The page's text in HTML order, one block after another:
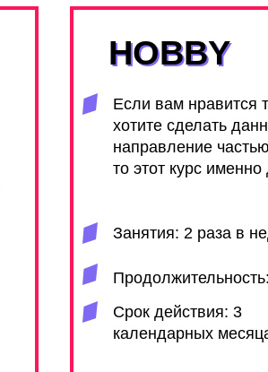
HOBBY
HOBBY
Если вам нравится
хотите сделать
направление
то этот курс
Занятия: 2 раза в
Срок действия: 3
календарных